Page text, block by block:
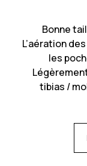
Bonne
L’aération
les
tibias /